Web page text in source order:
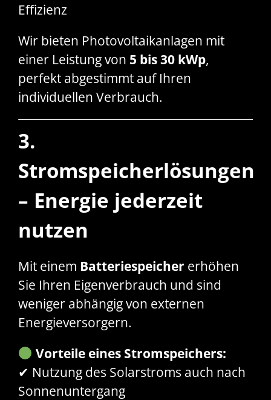
Effizienz
Wir bieten Photovoltaikanlagen mit
einer Leistung von 5 bis 30 kWp,
perfekt abgestimmt auf Ihren
individuellen Verbrauch.
3.
Stromspeicherlösungen
– Energie jederzeit
nutzen
Mit einem Batteriespeicher erhöhen
Sie Ihren Eigenverbrauch und sind
weniger abhängig von externen
Energieversorgern.
Vorteile eines Stromspeichers:
✔ Nutzung des Solarstroms auch nach
Sonnenuntergang